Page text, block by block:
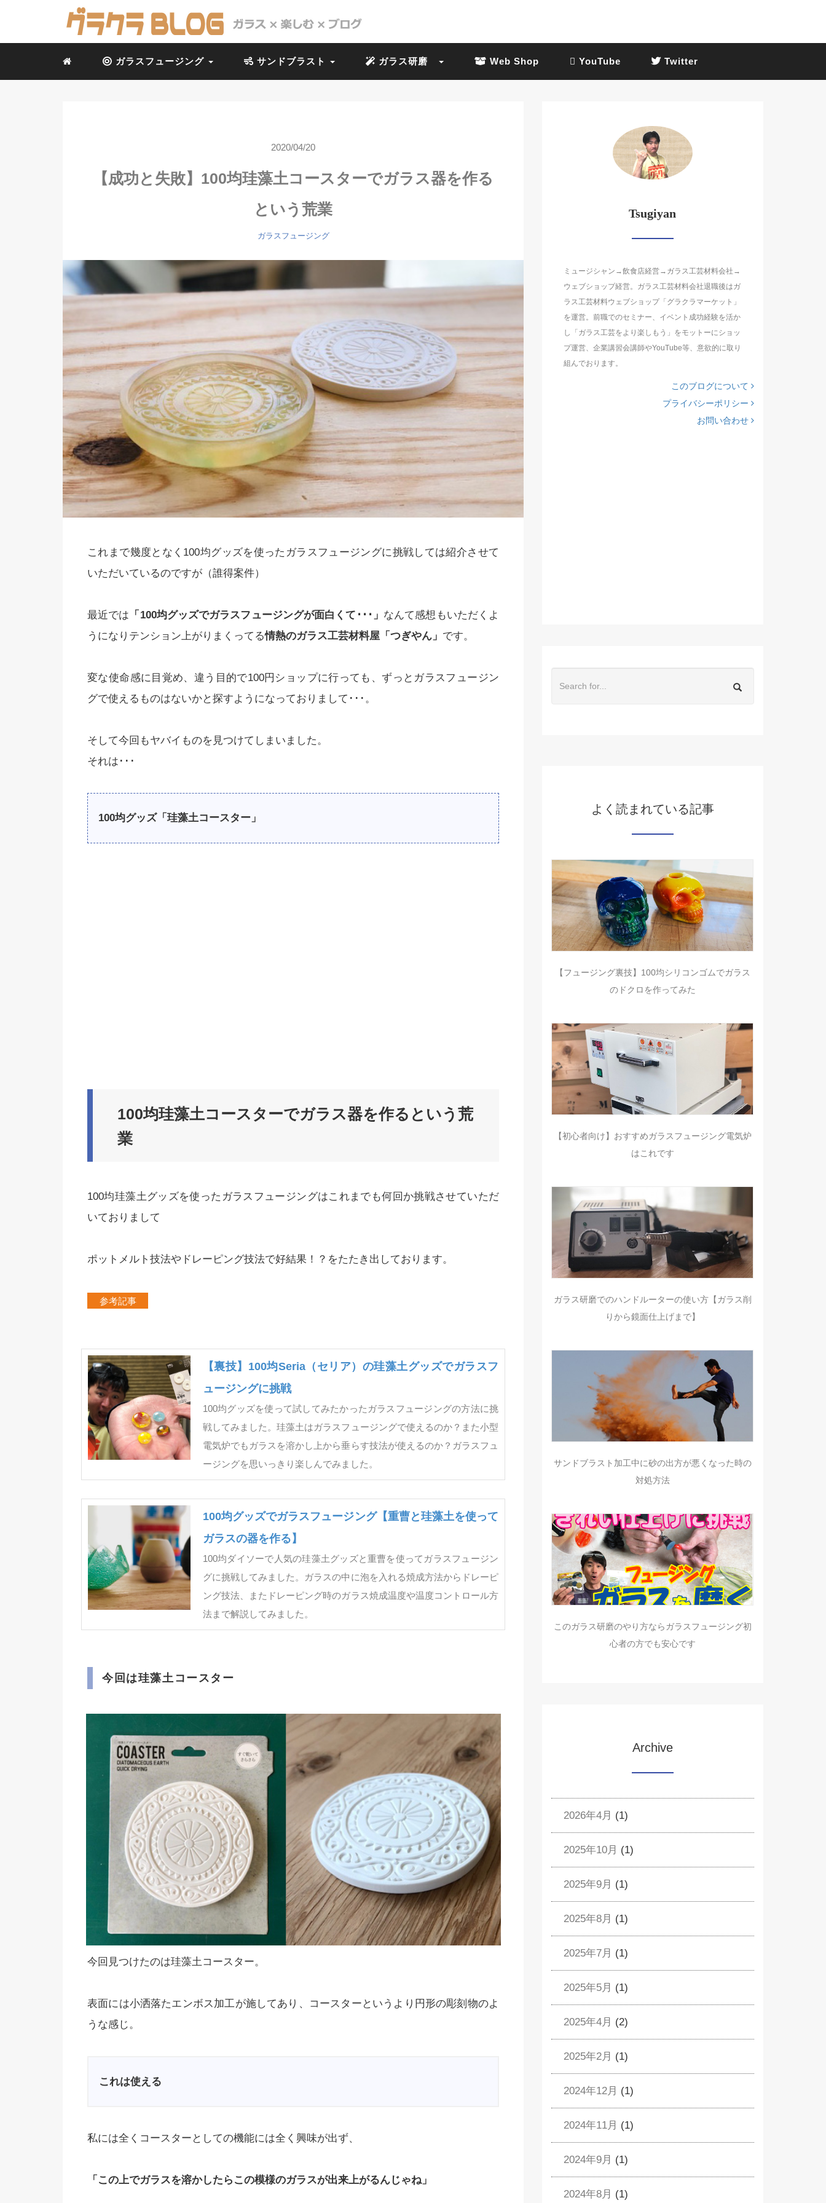
ガラスフュージング サンドブラスト ガラス研磨 Web Shop YouTube Twitter
2020/04/20
【成功と失敗】100均珪藻土コースターでガラス器を作る
という荒業
ガラスフュージング
これまで幾度となく100均グッズを使ったガラスフュージングに挑戦しては紹介させて
いただいているのですが（誰得案件）
最近では 「100均グッズでガラスフュージングが面白くて･･･」 なんて感想もいただくよ
うになりテンション上がりまくってる情熱のガラス工芸材料屋「つぎやん」 です。
変な使命感に目覚め、違う目的で100円ショップに行っても、ずっとガラスフュージン
グで使えるものはないかと探すようになっておりまして･･･。
そして今回もヤバイものを見つけてしまいました。
それは･･･
100均グッズ「珪藻土コースター」
100均珪藻土コースターでガラス器を作るという荒
業
100均珪藻土グッズを使ったガラスフュージングはこれまでも何回か挑戦させていただ
いておりまして
ポットメルト技法やドレーピング技法で好結果！？をたたき出しております。
参考記事
【裏技】100均Seria（セリア）の珪藻土グッズでガラスフ
ュージングに挑戦
100均グッズを使って試してみたかったガラスフュージングの方法に挑
戦してみました。珪藻土はガラスフュージングで使えるのか？また小型
電気炉でもガラスを溶かし上から垂らす技法が使えるのか？ガラスフュ
ージングを思いっきり楽しんでみました。
100均グッズでガラスフュージング【重曹と珪藻土を使って
ガラスの器を作る】
100均ダイソーで人気の珪藻土グッズと重曹を使ってガラスフュージン
グに挑戦してみました。ガラスの中に泡を入れる焼成方法からドレーピ
ング技法、またドレーピング時のガラス焼成温度や温度コントロール方
法まで解説してみました。
今回は珪藻土コースター
今回見つけたのは珪藻土コースター。
表面には小洒落たエンボス加工が施してあり、コースターというより円形の彫刻物のよ
うな感じ。
これは使える
私には全くコースターとしての機能には全く興味が出ず、
「この上でガラスを溶かしたらこの模様のガラスが出来上がるんじゃね」
Tsugiyan
ミュージシャン→飲食店経営→ガラス工芸材料会社→
ウェブショップ経営。ガラス工芸材料会社退職後はガ
ラス工芸材料ウェブショップ「グラクラマーケット」
を運営。前職でのセミナー、イベント成功経験を活か
し「ガラス工芸をより楽しもう」をモットーにショッ
プ運営、企業講習会講師やYouTube等、意欲的に取り
組んでおります。
このブログについて
プライバシーポリシー
お問い合わせ
よく読まれている記事
【フュージング裏技】100均シリコンゴムでガラス
のドクロを作ってみた
【初心者向け】おすすめガラスフュージング電気炉
はこれです
ガラス研磨でのハンドルーターの使い方【ガラス削
りから鏡面仕上げまで】
サンドブラスト加工中に砂の出方が悪くなった時の
対処方法
このガラス研磨のやり方ならガラスフュージング初
心者の方でも安心です
Archive
2026年4月 (1)
2025年10月 (1)
2025年9月 (1)
2025年8月 (1)
2025年7月 (1)
2025年5月 (1)
2025年4月 (2)
2025年2月 (1)
2024年12月 (1)
2024年11月 (1)
2024年9月 (1)
2024年8月 (1)